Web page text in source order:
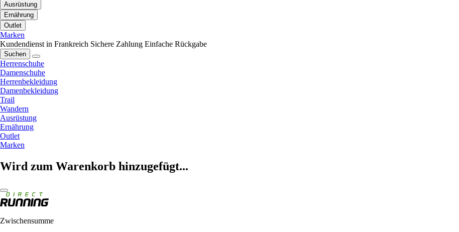
Ausrüstung
Ernährung
Outlet
Marken
Kundendienst in Frankreich Sichere Zahlung Einfache Rückgabe
Suchen
Herrenschuhe
Damenschuhe
Herrenbekleidung
Damenbekleidung
Trail
Wandern
Ausrüstung
Ernährung
Outlet
Marken
Wird zum Warenkorb hinzugefügt...
Zwischensumme